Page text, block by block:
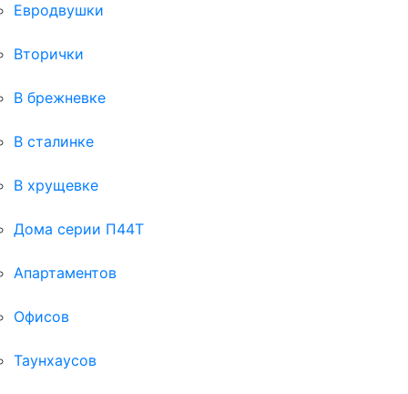
Евродвушки
Вторички
В брежневке
В сталинке
В хрущевке
Дома серии П44Т
Апартаментов
Офисов
Таунхаусов